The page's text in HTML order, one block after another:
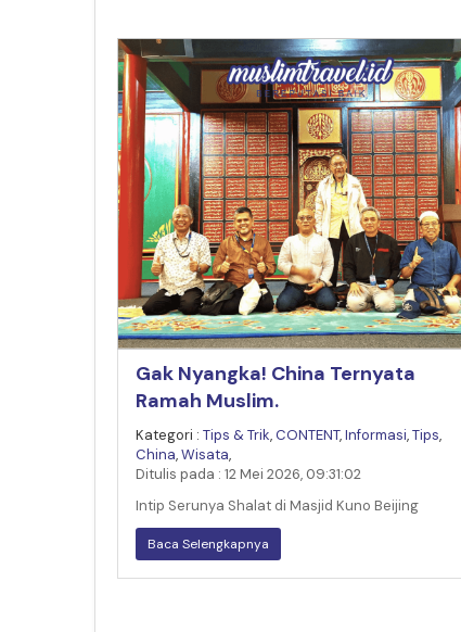
Gak Nyangka! China Ternyata
Ramah Muslim.
Kategori : Tips & Trik,CONTENT,Informasi,Tips,
China,Wisata,
Ditulis pada : 12 Mei 2026, 09:31:02
Intip Serunya Shalat di Masjid Kuno Beijing
Baca Selengkapnya